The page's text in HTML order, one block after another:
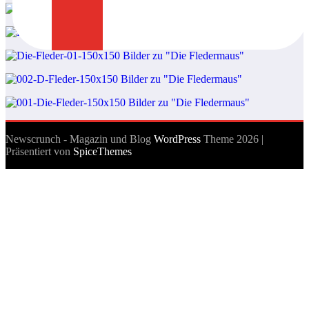
Newscrunch - Magazin und Blog WordPress Theme 2026 |
Präsentiert von SpiceThemes